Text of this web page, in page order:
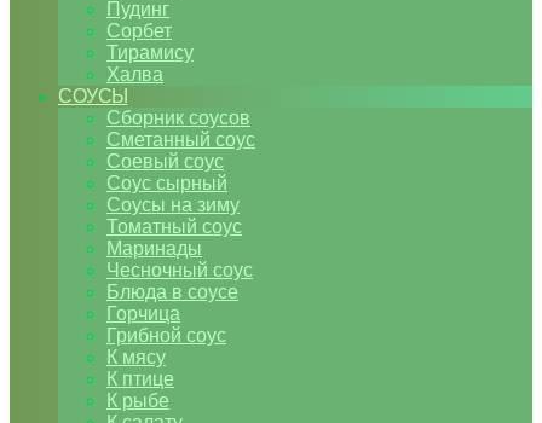
Пудинг
Сорбет
Тирамису
Халва
СОУСЫ
Сборник соусов
Сметанный соус
Соевый соус
Соус сырный
Соусы на зиму
Томатный соус
Маринады
Чесночный соус
Блюда в соусе
Горчица
Грибной соус
К мясу
К птице
К рыбе